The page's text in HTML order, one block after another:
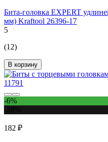
Бита-головка EXPERT
мм) Kraftool 26396-17
5
(12)
В корзину
-6%
182 ₽